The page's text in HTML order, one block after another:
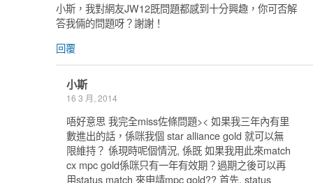
小斯，我對網友JW12既問題都感到十分興趣，你可否解
答我倆的問題呀？謝謝！
回覆
小斯
16 3 月, 2014
唔好意思 我完全miss佐條問題>< 如果我三年內有里
數進出的話，係咪我個 star alliance gold 就可以無
限維持？ 係現時呢個情況, 係既 如果我用此來match
cx mpc gold係咪只有一年有效期？過期之後可以再
用status match 來申請mpc gold?? 首先, status